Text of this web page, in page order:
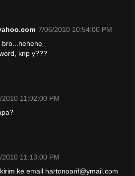
7/06/2010 10:54:00 PM
bro...hehehe
knp y???
2010 11:02:00 PM
2010 11:13:00 PM
ke email hartonoarif@ymail.com